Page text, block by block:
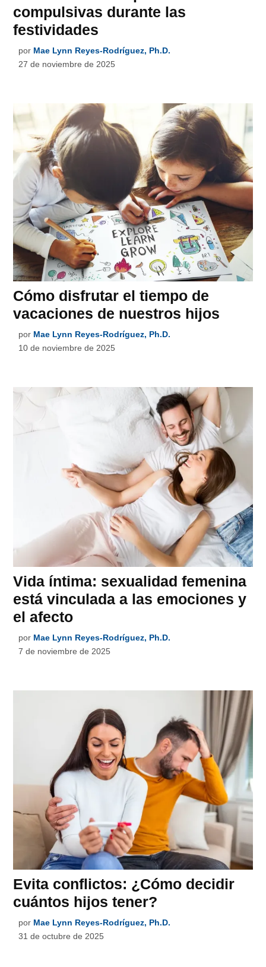
compulsivas durante las
festividades
por Mae Lynn Reyes-Rodríguez, Ph.D.
27 de noviembre de 2025
Cómo disfrutar el tiempo de
vacaciones de nuestros hijos
por Mae Lynn Reyes-Rodríguez, Ph.D.
10 de noviembre de 2025
Vida íntima: sexualidad femenina
está vinculada a las emociones y
el afecto
por Mae Lynn Reyes-Rodríguez, Ph.D.
7 de noviembre de 2025
Evita conflictos: ¿Cómo decidir
cuántos hijos tener?
por Mae Lynn Reyes-Rodríguez, Ph.D.
31 de octubre de 2025